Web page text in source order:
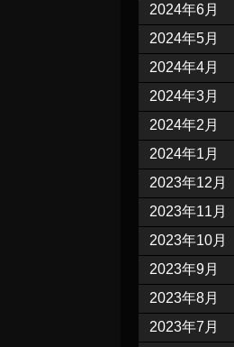
2024年6月
2024年5月
2024年4月
2024年3月
2024年2月
2024年1月
2023年12月
2023年11月
2023年10月
2023年9月
2023年8月
2023年7月